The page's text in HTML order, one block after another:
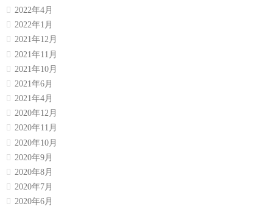
2022年4月
2022年1月
2021年12月
2021年11月
2021年10月
2021年6月
2021年4月
2020年12月
2020年11月
2020年10月
2020年9月
2020年8月
2020年7月
2020年6月